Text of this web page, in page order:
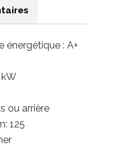
énergétique : A+
kW
ou arrière
125